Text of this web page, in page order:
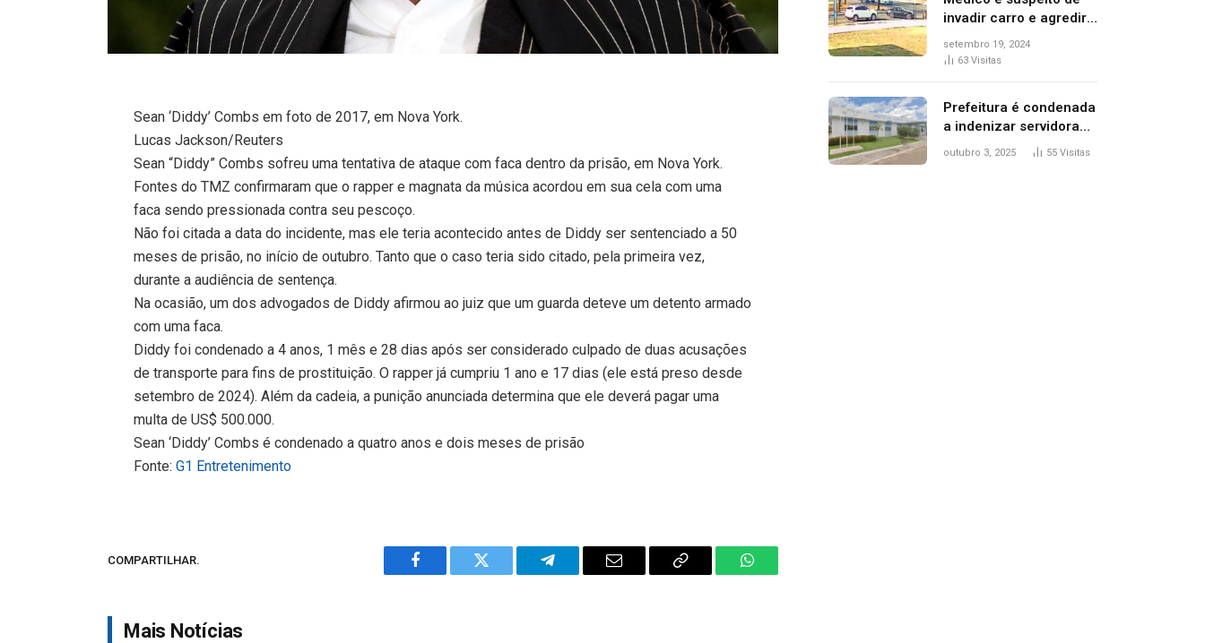
Sean ‘Diddy’ Combs em foto de 2017, em Nova York.
Lucas Jackson/Reuters
Sean “Diddy” Combs sofreu uma tentativa de ataque com faca dentro da prisão, em Nova York.
Fontes do TMZ confirmaram que o rapper e magnata da música acordou em sua cela com uma
faca sendo pressionada contra seu pescoço.
Não foi citada a data do incidente, mas ele teria acontecido antes de Diddy ser sentenciado a 50
meses de prisão, no início de outubro. Tanto que o caso teria sido citado, pela primeira vez,
durante a audiência de sentença.
Na ocasião, um dos advogados de Diddy afirmou ao juiz que um guarda deteve um detento armado
com uma faca.
Diddy foi condenado a 4 anos, 1 mês e 28 dias após ser considerado culpado de duas acusações
de transporte para fins de prostituição. O rapper já cumpriu 1 ano e 17 dias (ele está preso desde
setembro de 2024). Além da cadeia, a punição anunciada determina que ele deverá pagar uma
multa de US$ 500.000.
Sean ‘Diddy’ Combs é condenado a quatro anos e dois meses de prisão
Fonte:G1 Entretenimento
COMPARTILHAR.
Facebook Twitter Telegram Email
Copy
WhatsApp
Mais Notícias
invadir carro e agredir
delegado aposentado
durante confusão no
setembro 19, 2024
63 Visitas
Prefeitura é condenada
a indenizar servidora
temporária demitida
outubro 3, 2025 55 Visitas